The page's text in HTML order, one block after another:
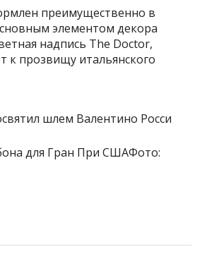
преимущественно в
элементом декора
надпись The Doctor,
к прозвищу итальянского
для Гран При СШАФото: